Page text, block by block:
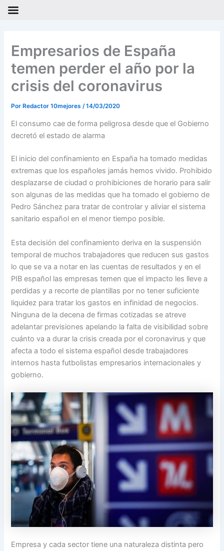
contenido
Empresarios de España
temen perder el año por la
crisis del coronavirus
PorRedactor 10mejores /14/03/2020
El consumo cae de forma peligrosa desde que el Gobierno
decretó el estado de alarma
El inicio del confinamiento en España ha tomado medidas
extremas que los españoles jamás hemos vivido. Prohibido
desplazarse de ciudad o prohibiciones de horario para salir
son algunas de las medidas que ha tomado el gobierno de
Pedro Sánchez para tratar de controlar y aliviar el sistema
sanitario español en el menor tiempo posible.
Esta decisión del confinamiento deriva en la suspensión
temporal de muchos trabajadores que reducen sus gastos
lo que se va a notar en las cuentas de resultados y en el
PIB español las empresas temen que el impacto les lleve a
perdidas y a recorte de plantillas por no tener suficiente
liquidez para tratar los gastos en infinidad de negocios.
Ninguna de la decena de firmas cotizadas se atreve
adelantar previsiones apelando la falta de visibilidad sobre
cuánto va a durar la crisis creada por el coronavirus y que
afecta a todo el sistema español desde trabajadores
internos hasta futbolistas empresarios internacionales y
gobierno.
Empresa y cada sector tiene una naturaleza distinta pero